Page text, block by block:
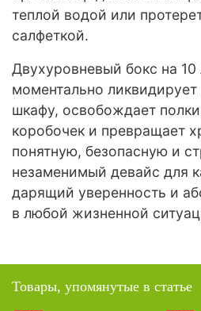
теплой водой или
салфеткой.
Двухуровневый бокс на 10
моментально
шкафу, освобождает
коробочек и превращает
понятную, безопасную и
незаменимый девайс для
дарящий уверенность и
в любой жизненной
Товары, упомянутые в статье